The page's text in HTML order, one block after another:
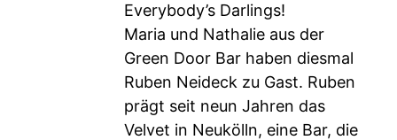
Everybody’s Darlings!
Maria und Nathalie aus der
Green Door Bar haben diesmal
Ruben Neideck zu Gast. Ruben
prägt seit neun Jahren das
Velvet in Neukölln, eine Bar, die